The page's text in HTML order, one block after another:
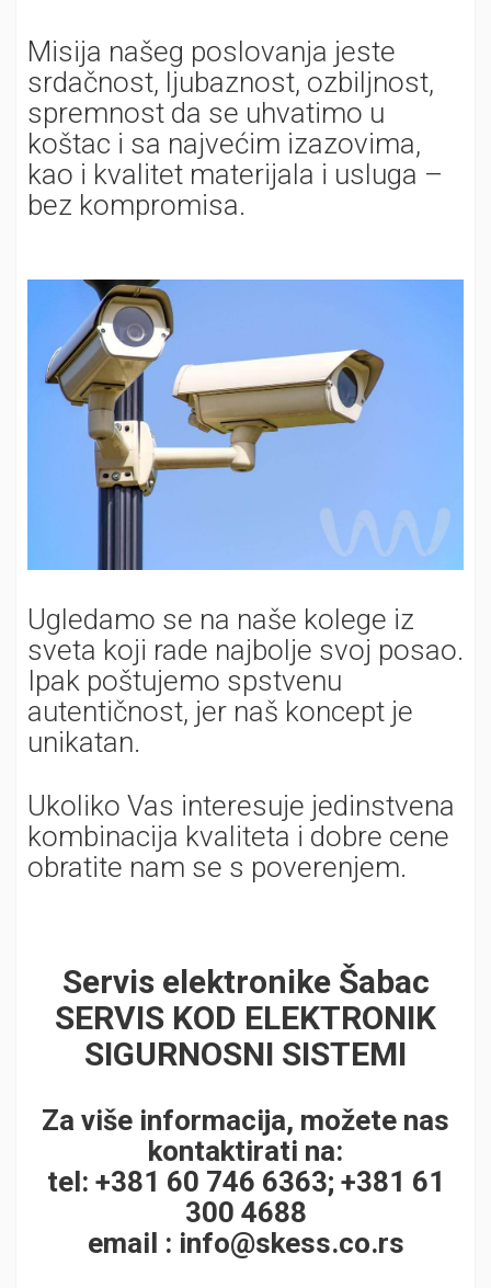
Misija našeg poslovanja jeste
srdačnost, ljubaznost, ozbiljnost,
spremnost da se uhvatimo u
koštac i sa najvećim izazovima,
kao i kvalitet materijala i usluga –
bez kompromisa.
Ugledamo se na naše kolege iz
sveta koji rade najbolje svoj posao.
Ipak poštujemo spstvenu
autentičnost, jer naš koncept je
unikatan.
Ukoliko Vas interesuje jedinstvena
kombinacija kvaliteta i dobre cene
obratite nam se s poverenjem.
Servis elektronike Šabac
SERVIS KOD ELEKTRONIK
SIGURNOSNI SISTEMI
Za više informacija, možete nas
kontaktirati na:
tel: +381 60 746 6363; +381 61
300 4688
email : info@skess.co.rs